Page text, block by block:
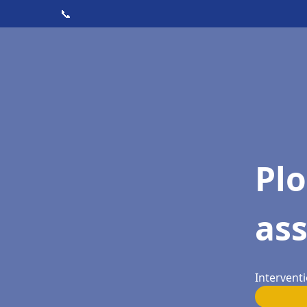
📞